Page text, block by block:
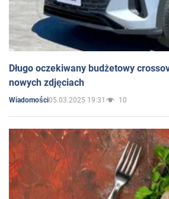
Długo oczekiwany budżetowy
nowych zdjęciach
Wiadomości05.03.2025 19:31 10